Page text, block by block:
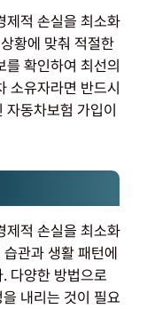
제적 손실을 최소화
황에 맞춰 적절한
를 확인하여 최선의
소유자라면 반드시
자동차보험 가입이
제적 손실을 최소화
관과 생활 패턴에
다양한 방법으로
내리는 것이 필요